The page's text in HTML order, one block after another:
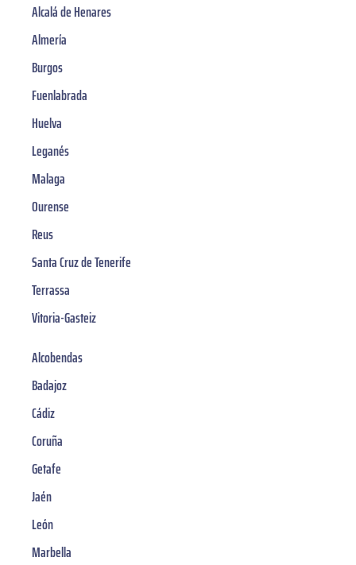
Alcalá de Henares
Almería
Burgos
Fuenlabrada
Huelva
Leganés
Malaga
Ourense
Reus
Santa Cruz de Tenerife
Terrassa
Vitoria-Gasteiz
Alcobendas
Badajoz
Cádiz
Coruña
Getafe
Jaén
León
Marbella